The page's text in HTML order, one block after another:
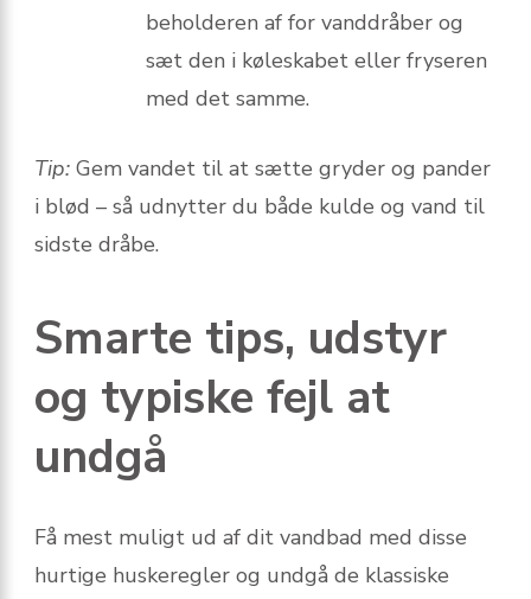
beholderen af for vanddråber og
sæt den i køleskabet eller fryseren
med det samme.
Tip: Gem vandet til at sætte gryder og pander
i blød – så udnytter du både kulde og vand til
sidste dråbe.
Smarte tips, udstyr
og typiske fejl at
undgå
Få mest muligt ud af dit vandbad med disse
hurtige huskeregler og undgå de klassiske